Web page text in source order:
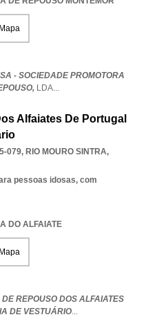
- SOCIEDADE PROMOTORA
LDA...
Alfaiates De Portugal
079, RIO MOURO SINTRA,
pessoas idosas, com
DO ALFAIATE
REPOUSO DOS ALFAIATES
DE VESTUÁRIO...